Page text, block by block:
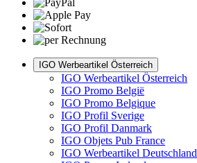
IGO Werbeartikel Österreich
IGO Werbeartikel Österreich
IGO Promo België
IGO Promo Belgique
IGO Profil Sverige
IGO Profil Danmark
IGO Objets Pub France
IGO Werbeartikel Deutschland